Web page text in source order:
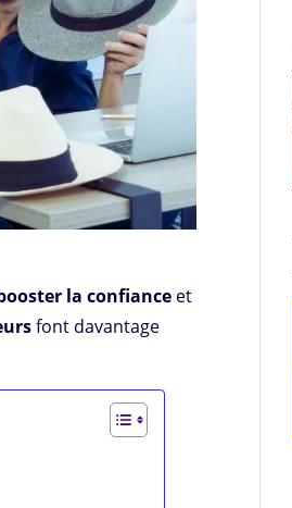
la confiance et
font davantage